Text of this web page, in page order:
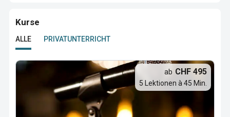
Kurse
ALLE PRIVATUNTERRICHT
ab CHF 495
5 Lektionen à 45 Min.